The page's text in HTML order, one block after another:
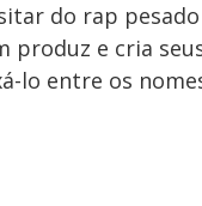
do rap
produz e cria
lo entre os